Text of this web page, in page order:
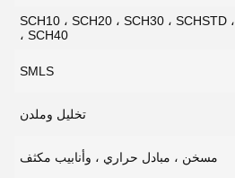
SCH10 ، SCH20 ، SCH30 ، SCHSTD ،
SCH40 ،
SMLS
تخليل وملدن
مسخن ، مبادل حراري ، وأنابيب مكثف